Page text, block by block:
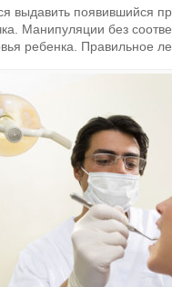
выдавить появившийся
Манипуляции без
ребенка. Правильное